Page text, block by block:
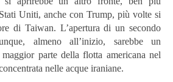
Uniti, anche con Trump, più volte si
di Taiwan. L’apertura di un secondo
almeno all’inizio, sarebbe un
parte della flotta americana nel
nelle acque iraniane.